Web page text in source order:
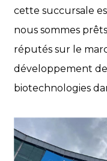
cette succursale
nous sommes
réputés sur le
développement
biotechnologies